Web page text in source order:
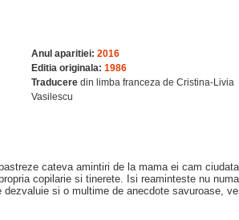
Anul aparitiei: 2016
Editia originala: 1986
Traducere din limba franceza de Cristina-Livia
Vasilescu
cateva amintiri de la mama ei cam
copilarie si tinerete. Isi reaminteste nu
si o multime de anecdote savuroase,